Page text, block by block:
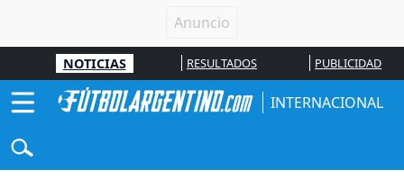
NOTICIAS RESULTADOS PUBLICIDAD
INTERNACIONAL